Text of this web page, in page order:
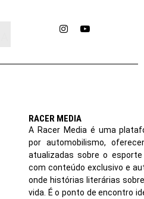
InstagramYouTube
RACER MEDIA
A Racer Media é uma
por automobilismo,
atualizadas sobre o
com conteúdo exclusivo e
onde histórias literárias
vida. É o ponto de encontro